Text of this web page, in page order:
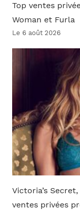
Top ventes
Woman et Furla
Le 6 août 2026
Victoria’s
ventes privées